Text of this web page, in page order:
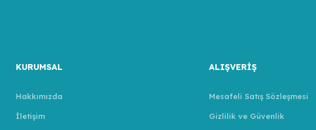
KURUMSAL
Hakkımızda
İletişim
ALIŞVERİŞ
Mesafeli Satış Sözleşmesi
Gizlilik ve Güvenlik